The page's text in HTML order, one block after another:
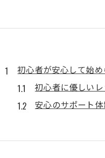
初心者が安心して始
初心者に優しい
安心のサポート
必要なゴルフ用
初心者向け施設